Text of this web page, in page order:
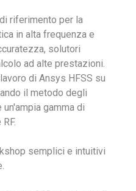
riferimento per la
in alta frequenza e
solutori
ad alte prestazioni.
di Ansys HFSS su
il metodo degli
gamma di
semplici e intuitivi